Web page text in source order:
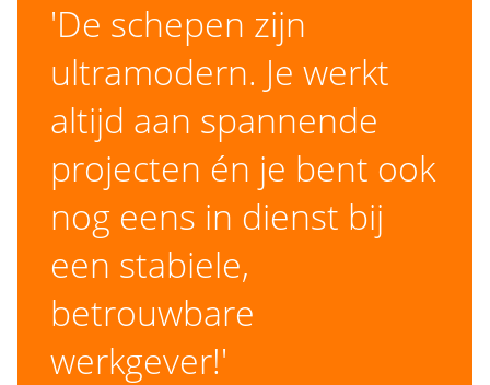
collega’s die jouw nieuwsgierigheid en drive delen.
'De schepen zijn
ultramodern. Je werkt
altijd aan spannende
projecten én je bent ook
nog eens in dienst bij
een stabiele,
betrouwbare
werkgever!'